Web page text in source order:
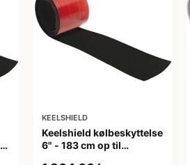
KEELSHIELD
Keelshield kølbeskyttelse
6" - 183 cm op til